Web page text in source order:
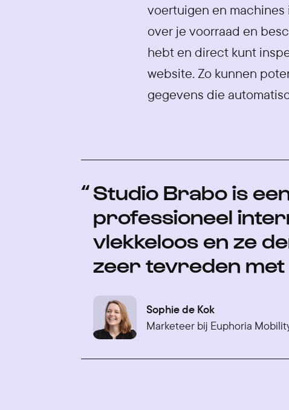
voertuigen en
over je voorraad en
hebt en direct kunt
website. Zo kunnen
gegevens die
Studio Brabo is
professioneel
vlekkeloos en ze
zeer tevreden met
Sophie de Kok
Marketeer bij Euphoria